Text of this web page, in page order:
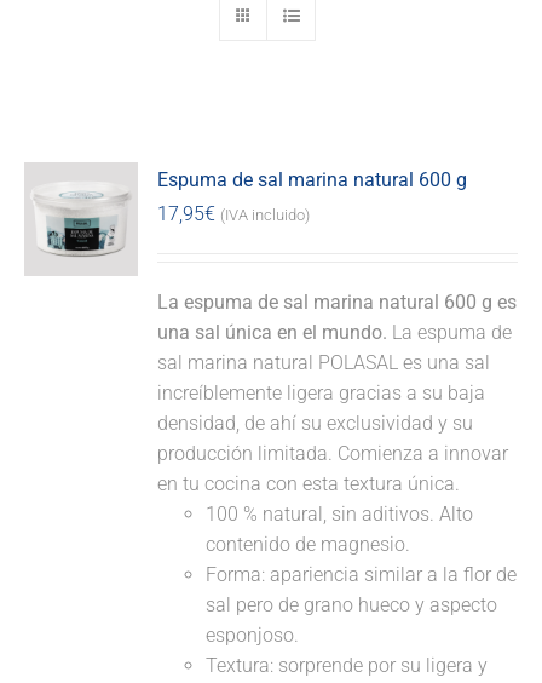
Espuma de sal marina natural 600 g
17,95€ (IVA incluido)
La espuma de sal marina natural 600 g es
una sal única en el mundo. La espuma de
sal marina natural POLASAL es una sal
increíblemente ligera gracias a su baja
densidad, de ahí su exclusividad y su
producción limitada. Comienza a innovar
en tu cocina con esta textura única.
100 % natural, sin aditivos. Alto
contenido de magnesio.
Forma: apariencia similar a la flor de
sal pero de grano hueco y aspecto
esponjoso.
Textura: sorprende por su ligera y